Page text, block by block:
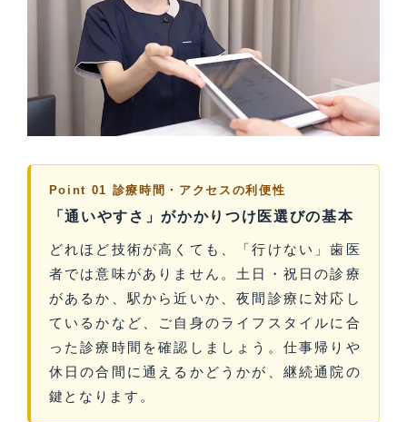
Point 01 診療時間・アクセスの利便性
「通いやすさ」がかかりつけ医選びの基本
どれほど技術が高くても、「行けない」歯医
者では意味がありません。土日・祝日の診療
があるか、駅から近いか、夜間診療に対応し
ているかなど、ご自身のライフスタイルに合
った診療時間を確認しましょう。仕事帰りや
休日の合間に通えるかどうかが、継続通院の
鍵となります。